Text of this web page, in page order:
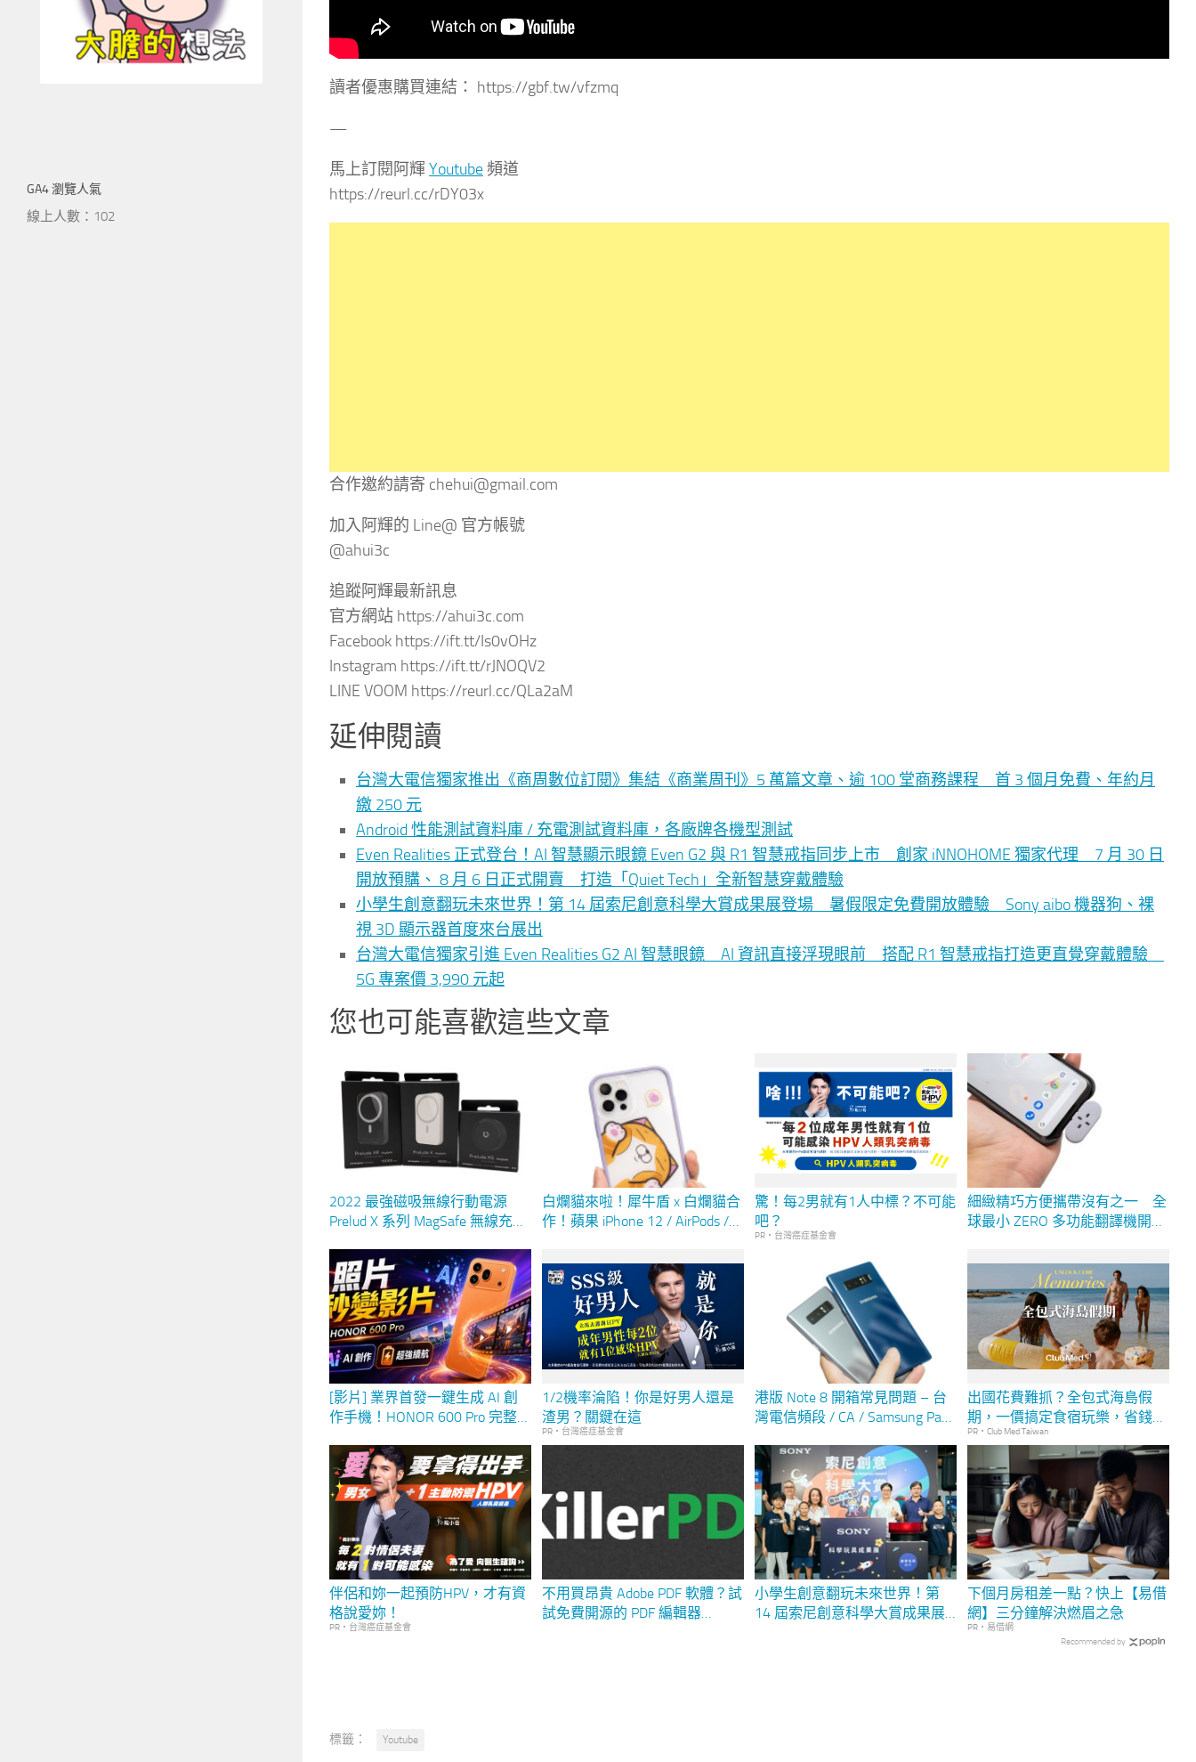
讀者優惠購買連結： https://gbf.tw/vfzmq
—
馬上訂閱阿輝Youtube頻道
https://reurl.cc/rDY03x
合作邀約請寄 chehui@gmail.com
加入阿輝的 Line@ 官方帳號
@ahui3c
追蹤阿輝最新訊息
官方網站 https://ahui3c.com
Facebook https://ift.tt/Is0vOHz
Instagram https://ift.tt/rJNOQV2
LINE VOOM https://reurl.cc/QLa2aM
延伸閱讀
台灣大電信獨家推出《商周數位訂閱》集結《商業周刊》5 萬篇文章、逾 100 堂商務課程 首 3 個月免費、年約月
繳 250 元
Android 性能測試資料庫 / 充電測試資料庫，各廠牌各機型測試
Even Realities 正式登台！AI 智慧顯示眼鏡 Even G2 與 R1 智慧戒指同步上市 創家 iNNOHOME 獨家代理 7 月 30 日
開放預購、 8 月 6 日正式開賣 打造「Quiet Tech」全新智慧穿戴體驗
小學生創意翻玩未來世界！第 14 屆索尼創意科學大賞成果展登場 暑假限定免費開放體驗 Sony aibo 機器狗、裸
視 3D 顯示器首度來台展出
台灣大電信獨家引進 Even Realities G2 AI 智慧眼鏡 AI 資訊直接浮現眼前 搭配 R1 智慧戒指打造更直覺穿戴體驗
5G 專案價 3,990 元起
您也可能喜歡這些文章
2022 最強磁吸無線行動電源
Prelud X 系列 MagSafe 無線充電
線化，真正感受到全新無線自由
的充電體驗
白爛貓來啦！犀牛盾 x 白爛貓合
作！蘋果 iPhone 12 / AirPods /
(圖多)
驚！每2男就有1人中標？不可能
吧？
PR・台灣癌症基金會
細緻精巧方便攜帶沒有之一 全
球最小 ZERO 多功能翻譯機開箱
[影片] 業界首發一鍵生成 AI 創
作手機！HONOR 600 Pro 完整
能，最適合小白的 AI 創作神
器！
1/2機率淪陷！你是好男人還是
渣男？關鍵在這
PR・台灣癌症基金會
港版 Note 8 開箱常見問題 – 台
灣電信頻段 / CA / Samsung Pay
出國花費難抓？全包式海島假
期，一價搞定食宿玩樂，省錢更
省心！
PR・Club Med Taiwan
伴侶和妳一起預防HPV，才有資
格說愛妳！
PR・台灣癌症基金會
不用買昂貴 Adobe PDF 軟體？試
試免費開源的 PDF 編輯器
小學生創意翻玩未來世界！第
14 屆索尼創意科學大賞成果展
下個月房租差一點？快上【易借
網】三分鐘解決燃眉之急
PR・易借網
Recommended by
標籤： Youtube
GA4 瀏覽人氣
線上人數：102